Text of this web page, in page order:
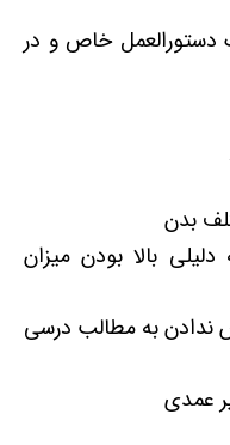
دستورالعمل خاص و در
بدن
بالا بودن میزان
ندادن به مطالب درسی
عمدی